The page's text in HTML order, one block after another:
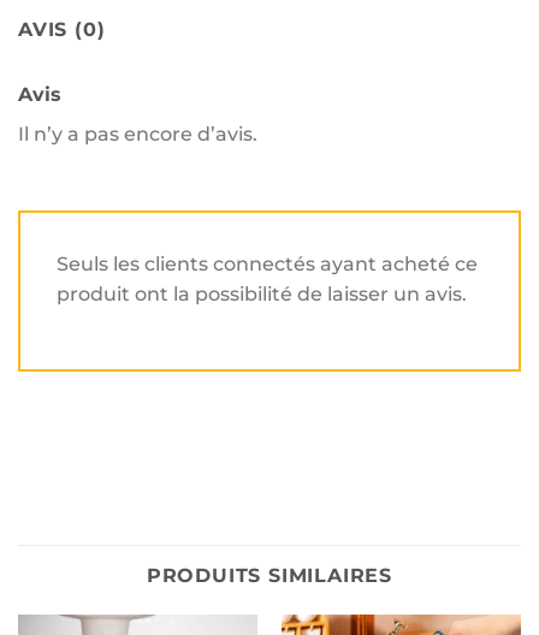
AVIS (0)
Avis
Il n’y a pas encore d’avis.
Seuls les clients connectés ayant acheté ce
produit ont la possibilité de laisser un avis.
PRODUITS SIMILAIRES